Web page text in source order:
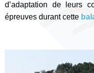
d’adaptation de leurs
épreuves durant cette